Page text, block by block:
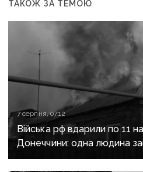
ТАКОЖ ЗА ТЕМОЮ
7 серпня, 07:12
Війська рф вдарили по 11
Донеччини: одна людина
поранені